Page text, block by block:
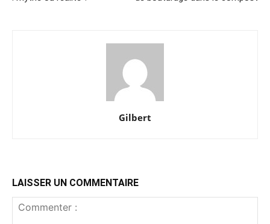
Gilbert
LAISSER UN COMMENTAIRE